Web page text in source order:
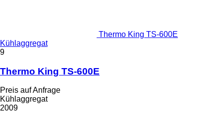
Thermo King TS-600E
Kühlaggregat
9
Thermo King TS-600E
Preis auf Anfrage
Kühlaggregat
2009